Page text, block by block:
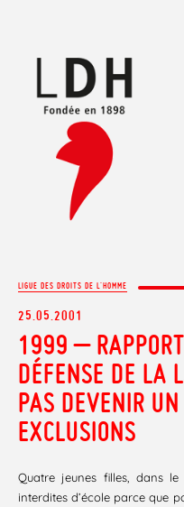
LIGUE DES DROITS DE L'HOMME
25.05.2001
1999 –
DÉFENSE DE LA
PAS DEVENIR
EXCLUSIONS
Quatre jeunes filles, dans
interdites d’école parce que